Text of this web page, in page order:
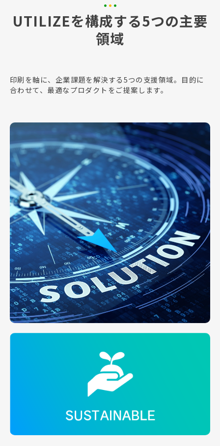
UTILIZEを構成する5つの主要
領域
印刷を軸に、企業課題を解決する5つの支援領域。 目的に
合わせて、最適なプロダクトをご提案します。